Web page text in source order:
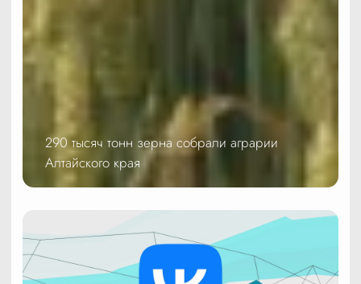
290 тысяч тонн зерна собрали аграрии
Алтайского края